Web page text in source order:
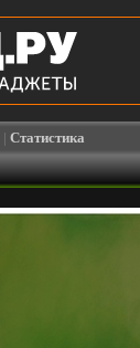
| Статистика